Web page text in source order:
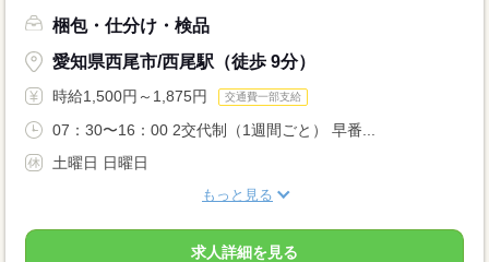
梱包・仕分け・検品
愛知県西尾市/西尾駅（徒歩 9分）
時給1,500円～1,875円 交通費一部支給
07：30〜16：00 2交代制（1週間ごと） 早番...
土曜日 日曜日
もっと見る
求人詳細を見る